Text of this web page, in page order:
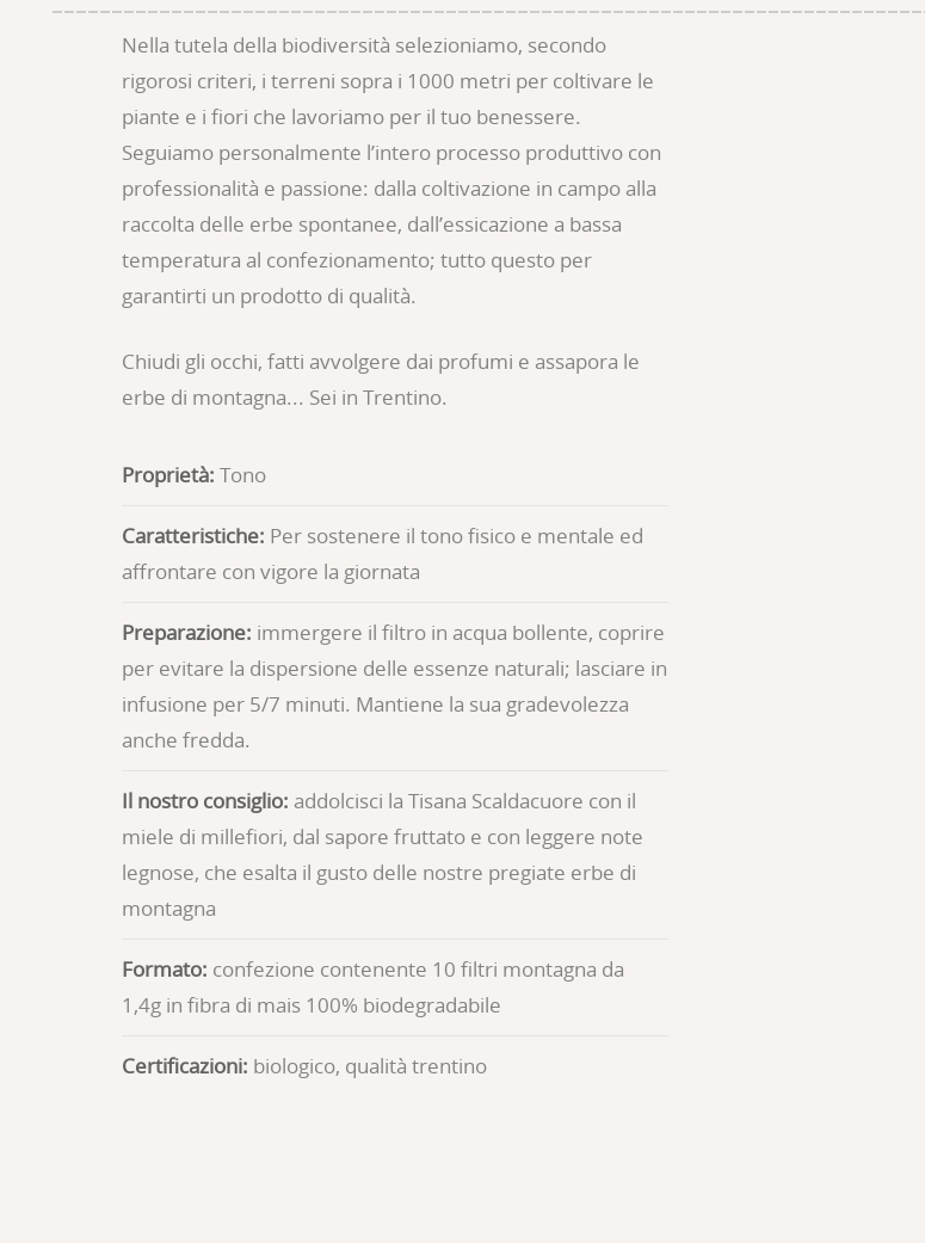
Nella tutela della biodiversità selezioniamo, secondo
rigorosi criteri, i terreni sopra i 1000 metri per coltivare le
piante e i fiori che lavoriamo per il tuo benessere.
Seguiamo personalmente l’intero processo produttivo con
professionalità e passione: dalla coltivazione in campo alla
raccolta delle erbe spontanee, dall’essicazione a bassa
temperatura al confezionamento; tutto questo per
garantirti un prodotto di qualità.
Chiudi gli occhi, fatti avvolgere dai profumi e assapora le
erbe di montagna... Sei in Trentino.
Proprietà: Tono
Caratteristiche: Per sostenere il tono fisico e mentale ed
affrontare con vigore la giornata
Preparazione: immergere il filtro in acqua bollente, coprire
per evitare la dispersione delle essenze naturali; lasciare in
infusione per 5/7 minuti. Mantiene la sua gradevolezza
anche fredda.
Il nostro consiglio: addolcisci la Tisana Scaldacuore con il
miele di millefiori, dal sapore fruttato e con leggere note
legnose, che esalta il gusto delle nostre pregiate erbe di
montagna
Formato: confezione contenente 10 filtri montagna da
1,4g in fibra di mais 100% biodegradabile
Certificazioni: biologico, qualità trentino